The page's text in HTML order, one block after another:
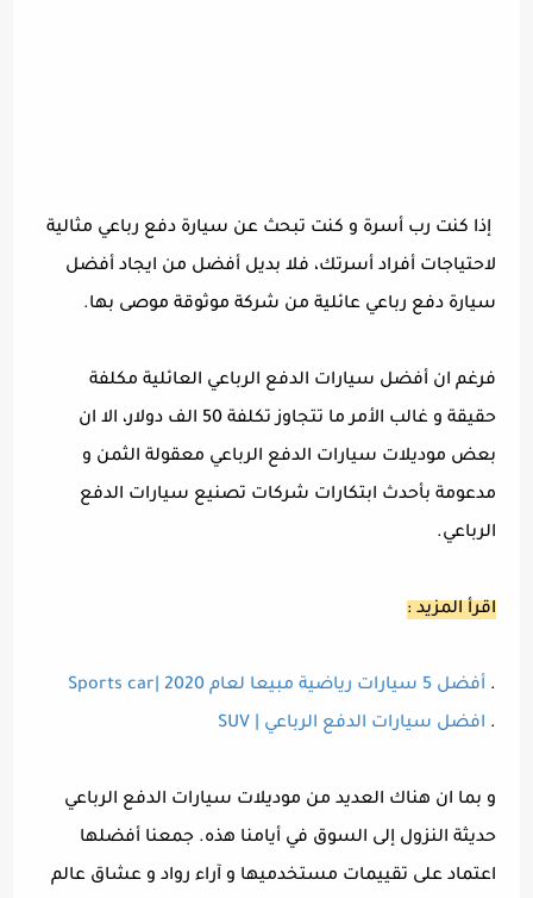
إذا كنت رب أسرة و كنت تبحث عن سيارة دفع رباعي مثالية
لاحتياجات أفراد أسرتك، فلا بديل أفضل من ايجاد أفضل
سيارة دفع رباعي عائلية من شركة موثوقة موصى بها.
فرغم ان أفضل سيارات الدفع الرباعي العائلية مكلفة
حقيقة و غالب الأمر ما تتجاوز تكلفة 50 الف دولار، الا ان
بعض موديلات سيارات الدفع الرباعي معقولة الثمن و
مدعومة بأحدث ابتكارات شركات تصنيع سيارات الدفع
الرباعي.
اقرأ المزيد :
. أفضل 5 سيارات رياضية مبيعا لعام 2020 |Sports car
. افضل سيارات الدفع الرباعي | SUV
و بما ان هناك العديد من موديلات سيارات الدفع الرباعي
حديثة النزول إلى السوق في أيامنا هذه. جمعنا أفضلها
اعتماد على تقييمات مستخدميها و آراء رواد و عشاق عالم